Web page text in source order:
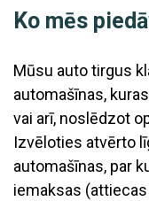
Ko mēs
Mūsu auto tirgus
automašīnas,
vai arī, noslēdzot
Izvēloties atvērto
automašīnas, par
iemaksas